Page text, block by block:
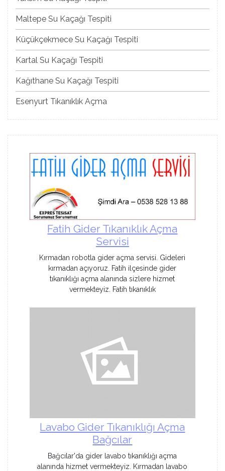
Maltepe Su Kaçağı Tespiti
Küçükçekmece Su Kaçağı Tespiti
Kartal Su Kaçağı Tespiti
Kağıthane Su Kaçağı Tespiti
Esenyurt Tıkanıklık Açma
Fatih Gider Tıkanıklık Açma
Servisi
Kırmadan robotla gider açma servisi. Gideleri
kırmadan açıyoruz. Fatih ilçesinde gider
tıkanıklığı açma alanında sizlere hizmet
vermekteyiz. Fatih tıkanıklık
Lavabo Gider Tıkanıklığı Açma
Bağcılar
Bağcılar'da gider lavabo tıkanıklığı açma
alanında hizmet vermekteyiz. Kırmadan lavabo